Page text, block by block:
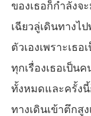
ของเธอก็กำลังจ
เฉียวลู่เดินทางไ
ตัวเองเพราะเธ
ทุกเรื่องเธอเป็น
ทั้งหมดและครั้ง
ทางเดินเข้าตึก